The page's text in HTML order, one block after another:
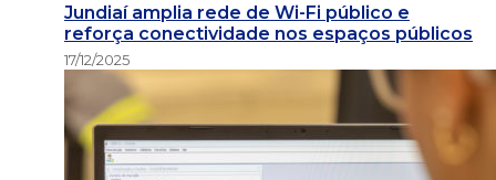
Jundiaí amplia rede de Wi-Fi público e
reforça conectividade nos espaços públicos
17/12/2025